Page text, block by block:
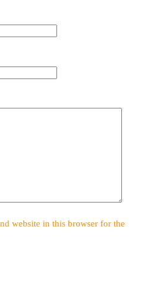
website in this browser for the